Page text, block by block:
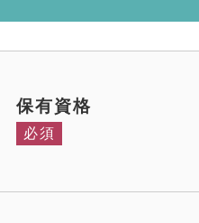
保有資格
必須